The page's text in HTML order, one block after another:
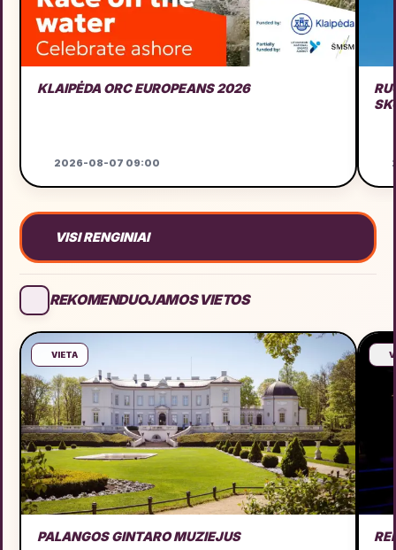
KLAIPĖDA ORC EUROPEANS 2026
2026-08-07 09:00
VISI RENGINIAI
REKOMENDUOJAMOS VIETOS
VIETA
PALANGOS GINTARO MUZIEJUS